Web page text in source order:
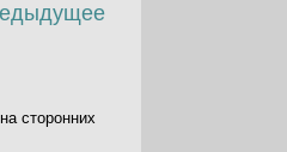
сторонних